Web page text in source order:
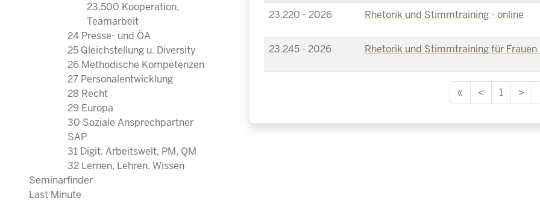
23.500 Kooperation,
Teamarbeit
24 Presse- und ÖA
25 Gleichstellung u. Diversity
26 Methodische Kompetenzen
27 Personalentwicklung
28 Recht
29 Europa
30 Soziale Ansprechpartner
SAP
31 Digit. Arbeitswelt, PM, QM
32 Lernen, Lehren, Wissen
Seminarfinder
Last Minute
23.220 - 2026 Rhetorik und Stimmtraining - online
23.245 - 2026 Rhetorik und Stimmtraining für Frauen
« < 1 >